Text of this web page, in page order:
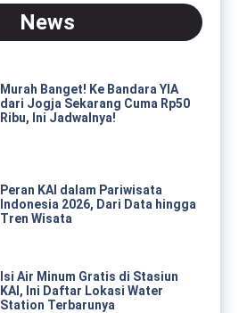
News
Murah Banget! Ke Bandara YIA
dari Jogja Sekarang Cuma Rp50
Ribu, Ini Jadwalnya!
Peran KAI dalam Pariwisata
Indonesia 2026, Dari Data hingga
Tren Wisata
Isi Air Minum Gratis di Stasiun
KAI, Ini Daftar Lokasi Water
Station Terbarunya